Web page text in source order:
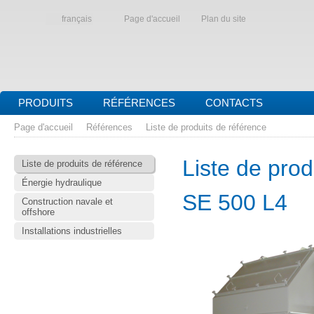
français Page d'accueil Plan du site
PRODUITS RÉFÉRENCES CONTACTS
Page d'accueil Références Liste de produits de référence
Liste de produits de référence
Énergie hydraulique
Construction navale et
offshore
Installations industrielles
Liste de
SE 500 L4